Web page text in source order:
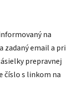
na
zadaný email a pri
prepravnej
číslo s linkom na